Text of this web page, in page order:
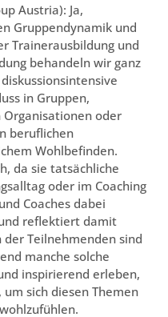
Austria): Ja,
Gruppendynamik und
Trainerausbildung und
behandeln wir ganz
in Gruppen,
oder
beruflichen
Wohlbefinden.
da sie tatsächliche
oder im Coaching
Coaches dabei
reflektiert damit
Teilnehmenden sind
manche solche
inspirierend erleben,
sich diesen Themen